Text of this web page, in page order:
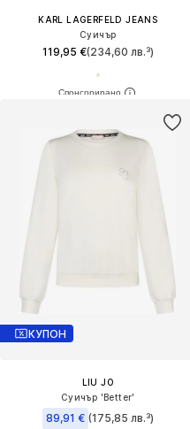
KARL LAGERFELD JEANS
Суичър
119,95 €(234,60 лв.³)
КУПОН
LIU JO
Суичър 'Better'
89,91 € (175,85 лв.³)